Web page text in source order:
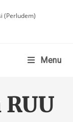
(Perludem)
Menu